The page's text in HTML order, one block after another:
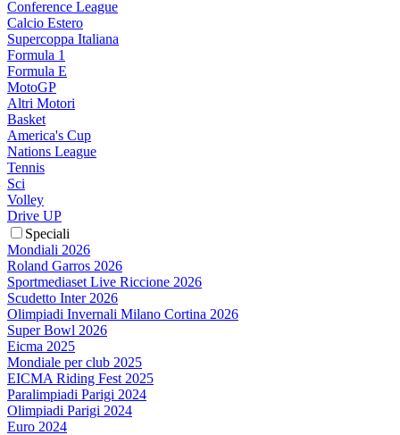
Conference League
Calcio Estero
Supercoppa Italiana
Formula 1
Formula E
MotoGP
Altri Motori
Basket
America's Cup
Nations League
Tennis
Sci
Volley
Drive UP
Speciali
Mondiali 2026
Roland Garros 2026
Sportmediaset Live Riccione 2026
Scudetto Inter 2026
Olimpiadi Invernali Milano Cortina 2026
Super Bowl 2026
Eicma 2025
Mondiale per club 2025
EICMA Riding Fest 2025
Paralimpiadi Parigi 2024
Olimpiadi Parigi 2024
Euro 2024